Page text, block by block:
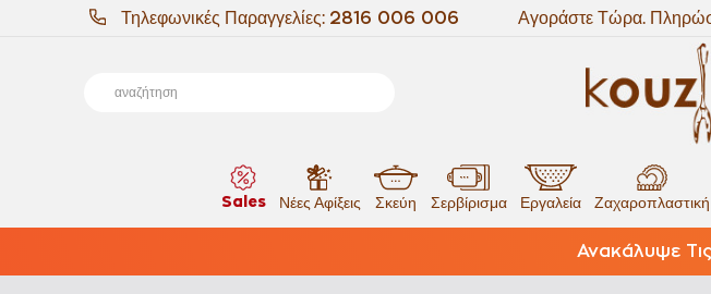
Τηλεφωνικές Παραγγελίες: 2816 006 006 Αγοράστε Τώρα.
Sales Νέες Αφίξεις Σκεύη Σερβίρισμα Εργαλεία Ζαχαροπλαστική
Ανακάλυψε